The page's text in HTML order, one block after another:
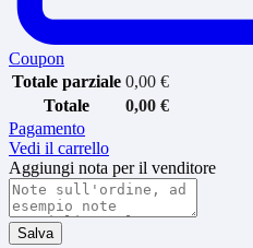
Coupon
Totale parziale 0,00 €
Totale
0,00 €
Pagamento
Vedi il carrello
Aggiungi nota per il venditore
Salva